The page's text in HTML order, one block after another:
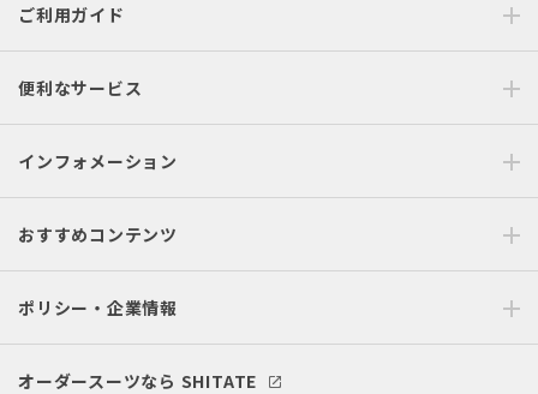
ご利用ガイド
便利なサービス
インフォメーション
おすすめコンテンツ
ポリシー・企業情報
オーダースーツなら SHITATE